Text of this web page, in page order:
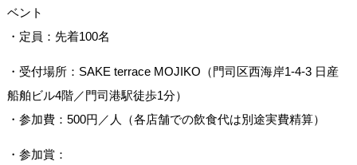
ベント
・定員：先着100名
・受付場所：SAKE terrace MOJIKO（門司区西海岸1-4-3 日産
船舶ビル4階／門司港駅徒歩1分）
・参加費：500円／人（各店舗での飲食代は別途実費精算）
・参加賞：